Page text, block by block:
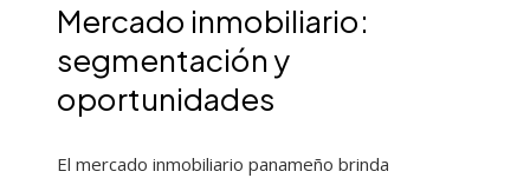
Mercado inmobiliario:
segmentación y
oportunidades
El mercado inmobiliario panameño brinda